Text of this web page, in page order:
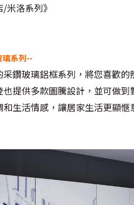
洛系列》
系列--
鑽玻璃鋁框系列，將您喜歡
提供多款圖騰設計，並可做
生活情感，讓居家生活更顯愜